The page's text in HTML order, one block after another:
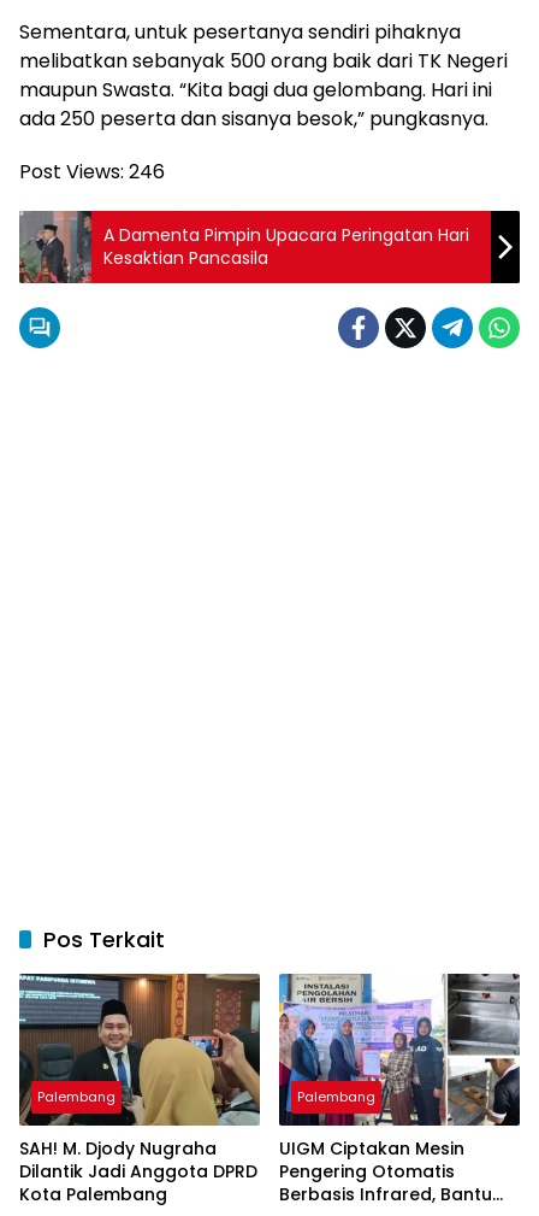
Sementara, untuk pesertanya sendiri pihaknya
melibatkan sebanyak 500 orang baik dari TK Negeri
maupun Swasta. “Kita bagi dua gelombang. Hari ini
ada 250 peserta dan sisanya besok,” pungkasnya.
Post Views: 246
A Damenta Pimpin Upacara Peringatan Hari
Kesaktian Pancasila
Pos Terkait
Palembang
SAH! M. Djody Nugraha
Dilantik Jadi Anggota DPRD
Kota Palembang
Palembang
UIGM Ciptakan Mesin
Pengering Otomatis
Berbasis Infrared, Bantu